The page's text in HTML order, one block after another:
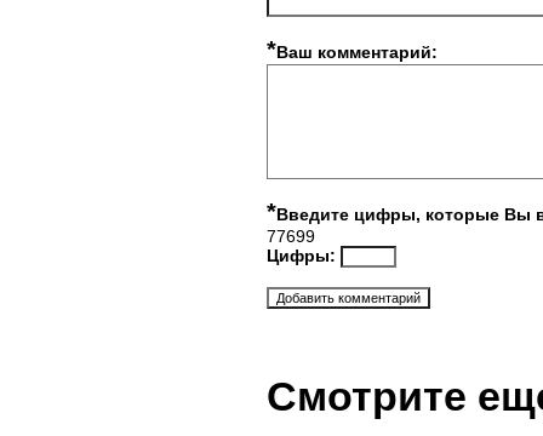
*Ваш комментарий:
*Введите цифры, которые Вы
77699
Цифры:
Смотрите